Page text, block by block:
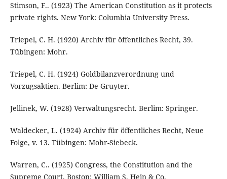
Stimson, F.. (1923) The American Constitution as it protects
private rights. New York: Columbia University Press.
Triepel, C. H. (1920) Archiv für öffentliches Recht, 39.
Tübingen: Mohr.
Triepel, C. H. (1924) Goldbilanzverordnung und
Vorzugsaktien. Berlim: De Gruyter.
Jellinek, W. (1928) Verwaltungsrecht. Berlim: Springer.
Waldecker, L. (1924) Archiv für öffentliches Recht, Neue
Folge, v. 13. Tübingen: Mohr-Siebeck.
Warren, C.. (1925) Congress, the Constitution and the
Supreme Court. Boston: William S. Hein & Co.